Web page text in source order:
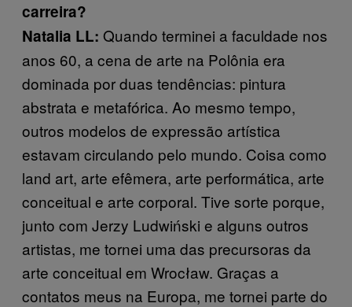
carreira?
Natalia LL: Quando terminei a faculdade nos
anos 60, a cena de arte na Polônia era
dominada por duas tendências: pintura
abstrata e metafórica. Ao mesmo tempo,
outros modelos de expressão artística
estavam circulando pelo mundo. Coisa como
land art, arte efêmera, arte performática, arte
conceitual e arte corporal. Tive sorte porque,
junto com Jerzy Ludwiński e alguns outros
artistas, me tornei uma das precursoras da
arte conceitual em Wrocław. Graças a
contatos meus na Europa, me tornei parte do